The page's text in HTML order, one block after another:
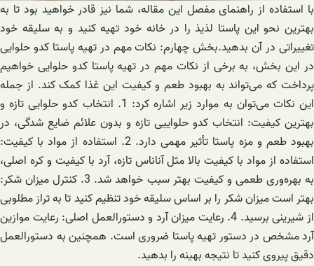
با استفاده از راهنمای مفصل این مقاله، شما نیز قادر خواهید بود تا به
بهترین نحو این پاستا لذیذ را در خانه خود تهیه کنید و به سلیقه خود
تغییراتی در آن بدهید.بخش چهارم: نکات مهم در تهیه پاستا کدو حلوایی
در این بخش، به برخی از نکات مهم در تهیه پاستا کدو حلوایی خواهیم
پرداخت که می‌تواند به بهبود طعم و کیفیت این غذا کمک کند. از جمله
این نکات می‌توان به موارد زیر اشاره کرد: 1. انتخاب کدو حلوایی تازه و
بهترین کیفیت: انتخاب کدو حلواییی تازه و بدون علائم ضایع شدگی، در
بهبود طعم و مزه پاستا تأثیر مهمی دارد. 2. استفاده از مواد با کیفیت:
استفاده از مواد با کیفیت بالا مثل آناناس تازه، آرد با کیفیت و کره اصلی،
به بهره‌وری طعمی و کیفیت بهتر سبب خواهد شد. 3. کنترل میزان شکر:
بهتر است میزان شکر را بر اساس سلیقه خود تنظیم کنید تا به تراز مطلوبی
از شیرینی برسید. 4. رعایت میزان آرد و دستورالعمل اصلی: رعایت موازین
آرد مشخص در دستور تهیه پاستا ضروری است. همچنین به دستورالعمل
دقیق پیروی کنید تا نتیجه بهینه را بدهید.